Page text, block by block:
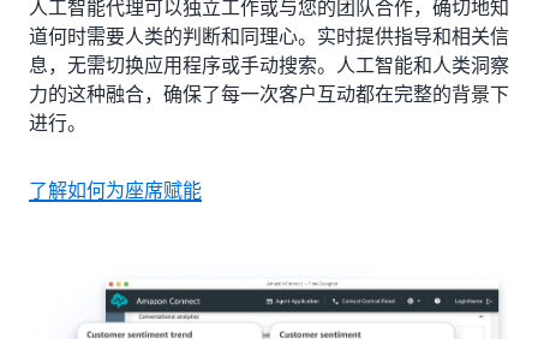
人工智能代理可以独立工作或与您的团队合作，确切地知
道何时需要人类的判断和同理心。实时提供指导和相关信
息，无需切换应用程序或手动搜索。人工智能和人类洞察
力的这种融合，确保了每一次客户互动都在完整的背景下
进行。
了解如何为座席赋能